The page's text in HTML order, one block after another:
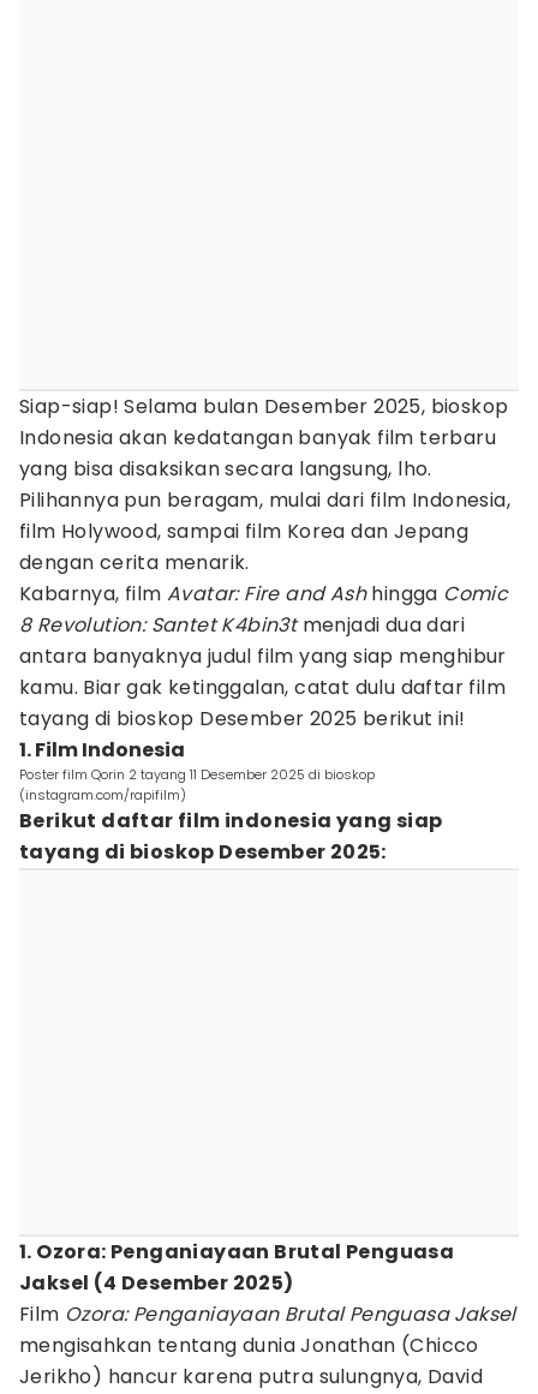
Siap-siap! Selama bulan Desember 2025, bioskop
Indonesia akan kedatangan banyak film terbaru
yang bisa disaksikan secara langsung, lho.
Pilihannya pun beragam, mulai dari film Indonesia,
film Holywood, sampai film Korea dan Jepang
dengan cerita menarik.
Kabarnya, film Avatar: Fire and Ashhingga Comic
8 Revolution: Santet K4bin3tmenjadi dua dari
antara banyaknya judul film yang siap menghibur
kamu. Biar gak ketinggalan, catat dulu daftar film
tayang di bioskop Desember 2025 berikut ini!
1. Film Indonesia
Poster film Qorin 2 tayang 11 Desember 2025 di bioskop
(instagram.com/rapifilm)
Berikut daftar film indonesia yang siap
tayang di bioskop Desember 2025:
1. Ozora: Penganiayaan Brutal Penguasa
Jaksel (4 Desember 2025)
Film Ozora: Penganiayaan Brutal Penguasa Jaksel
mengisahkan tentang dunia Jonathan (Chicco
Jerikho) hancur karena putra sulungnya, David